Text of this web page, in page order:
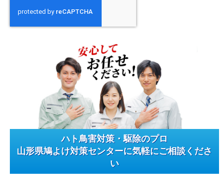
ハト鳥害対策・駆除のプロ
山形県鳩よけ対策センターに気軽にご相談くださ
い